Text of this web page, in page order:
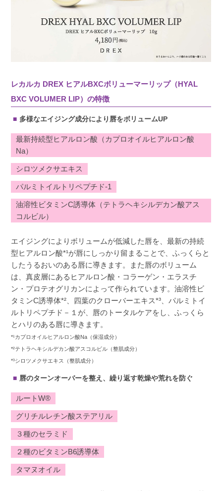
レカルカ DREX ヒアルBXCボリューマーリップ（HYAL
BXC VOLUMER LIP）の特徴
多様なエイジング成分により唇をボリュームUP
最新持続型ヒアルロン酸（カプロオイルヒアルロン酸
Na）
シロツメクサエキス
パルミトイルトリペプチド-1
油溶性ビタミンC誘導体（テトラヘキシルデカン酸アス
コルビル）
エイジングによりボリュームが低減した唇を、最新の持続
型ヒアルロン酸*¹が唇にしっかり留まることで、ふっくらと
したうるおいのある唇に導きます。また唇のボリューム
は、真皮層にあるヒアルロン酸・コラーゲン・エラスチ
ン・プロテオグリカンによって作られています。油溶性ビ
タミンC誘導体*²、四葉のクローバーエキス*³、パルミトイ
ルトリペプチド－１が、唇のトータルケアをし、ふっくら
とハリのある唇に導きます。
*¹カプロオイルヒアルロン酸Na（保湿成分）
*²テトラヘキシルデカン酸アスコルビル（整肌成分）
*³シロツメクサエキス（整肌成分）
唇のターンオーバーを整え、繰り返す乾燥や荒れを防ぐ
ルートW®
グリチルレチン酸ステアリル
３種のセラミド
２種のビタミンB6誘導体
タマヌオイル